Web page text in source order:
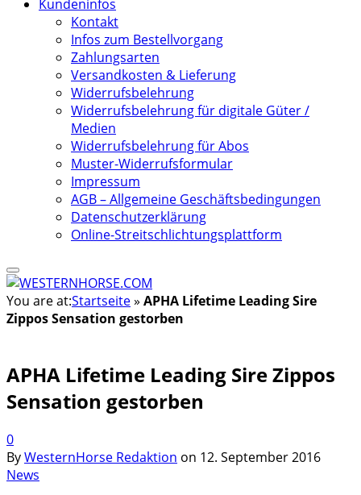
Kundeninfos
Kontakt
Infos zum Bestellvorgang
Zahlungsarten
Versandkosten & Lieferung
Widerrufsbelehrung
Widerrufsbelehrung für digitale Güter /
Medien
Widerrufsbelehrung für Abos
Muster-Widerrufsformular
Impressum
AGB – Allgemeine Geschäftsbedingungen
Datenschutzerklärung
Online-Streitschlichtungsplattform
You are at:Startseite» APHA Lifetime Leading Sire
Zippos Sensation gestorben
APHA Lifetime Leading Sire Zippos
Sensation gestorben
0
ByWesternHorse Redaktion on 12. September 2016
News